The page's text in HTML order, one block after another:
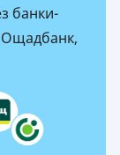
банки-